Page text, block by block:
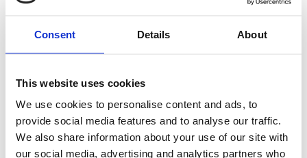
Consent Details About
This website uses cookies
We use cookies to personalise content and ads, to
provide social media features and to analyse our traffic.
We also share information about your use of our site with
our social media, advertising and analytics partners who